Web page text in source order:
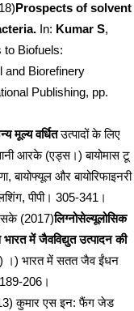
Prospects of solvent
In: Kumar S,
to Biofuels:
and Biorefinery
Publishing, pp.
मूल्य वर्धितउत्पादों के लिए
आरके (एड्स।) बायोमास टू
बायोफ्यूल और बायोरिफाइनरी
पीपी। 305-341।
(2017)लिग्नोसेल्यूलोसिक
में जैवविद्युत उत्पादन की
भारत में सतत जैव ईंधन
189-206।
कुमार एस इन: फैंग जेड